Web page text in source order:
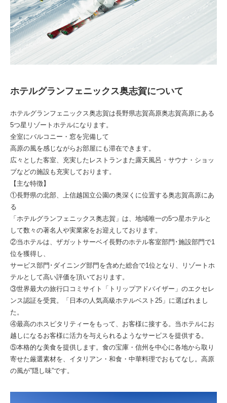
ホテルグランフェニックス奥志賀について
ホテルグランフェニックス奥志賀は長野県志賀高原奥志賀高原にある
5つ星リゾートホテルになります。
全室にバルコニー・窓を完備して
高原の風を感じながらお部屋にも滞在できます。
広々とした客室、充実したレストランまた露天風呂・サウナ・ショッ
プなどの施設も充実しております。
【主な特徴】
①長野県の北部、上信越国立公園の奥深くに位置する奥志賀高原にあ
る
「ホテルグランフェニックス奥志賀」は、地域唯一の5つ星ホテルと
して数々の著名人や実業家をお迎えしております。
②当ホテルは、ザガットサーベイ長野のホテル客室部門･施設部門で1
位を獲得し、
サービス部門･ダイニング部門を含めた総合で1位となり、リゾートホ
テルとして高い評価を頂いております。
③世界最大の旅行口コミサイト「トリップアドバイザー」のエクセレ
ンス認証を受賞。「日本の人気高級ホテルベスト25」に選ばれまし
た。
④最高のホスピタリティーをもって、お客様に接する。当ホテルにお
越しになるお客様に活力を与えられるようなサービスを提供する。
⑤本格的な美食を提供します。食の宝庫・信州を中心に各地から取り
寄せた厳選素材を、イタリアン・和食・中華料理でおもてなし。高原
の風が”隠し味”です。